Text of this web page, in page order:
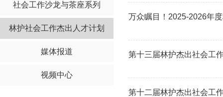
社会工作沙龙与茶座系列
林护社会工作杰出人才计划
媒体报道
视频中心
万众瞩目！2025-2026年
第十三届林护杰出社会工
第十二届林护杰出社会工